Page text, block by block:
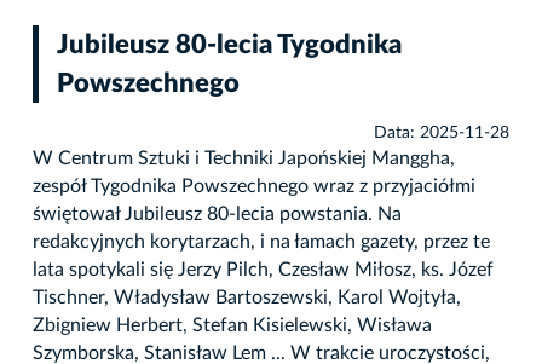
Jubileusz 80-lecia Tygodnika
Powszechnego
Data: 2025-11-28
W Centrum Sztuki i Techniki Japońskiej Manggha,
zespół Tygodnika Powszechnego wraz z przyjaciółmi
świętował Jubileusz 80-lecia powstania. Na
redakcyjnych korytarzach, i na łamach gazety, przez te
lata spotykali się Jerzy Pilch, Czesław Miłosz, ks. Józef
Tischner, Władysław Bartoszewski, Karol Wojtyła,
Zbigniew Herbert, Stefan Kisielewski, Wisława
Szymborska, Stanisław Lem ... W trakcie uroczystości,